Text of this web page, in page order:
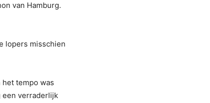
van Hamburg.
lopers misschien
tempo was
een verraderlijk